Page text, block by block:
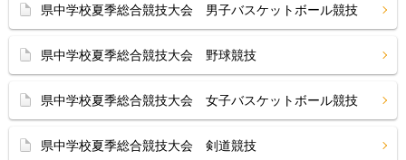
県中学校夏季総合競技大会 男子バスケットボール競技
県中学校夏季総合競技大会 野球競技
県中学校夏季総合競技大会 女子バスケットボール競技
県中学校夏季総合競技大会 剣道競技